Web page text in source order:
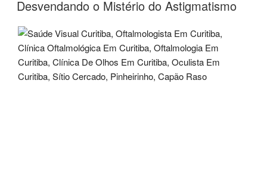
Desvendando o Mistério do Astigmatismo